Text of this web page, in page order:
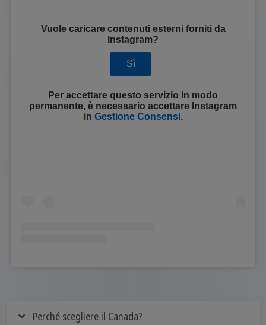
Vuole caricare contenuti esterni forniti da
Instagram?
Sì
Per accettare questo servizio in modo
permanente, è necessario accettare Instagram
in Gestione Consensi.
Perché scegliere il Canada?